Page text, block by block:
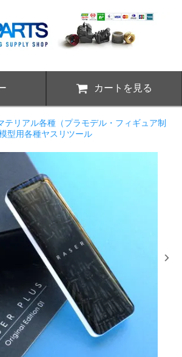
カートを見る
テリアル各種（プラモデル・フィギュア制
型用各種ヤスリツール